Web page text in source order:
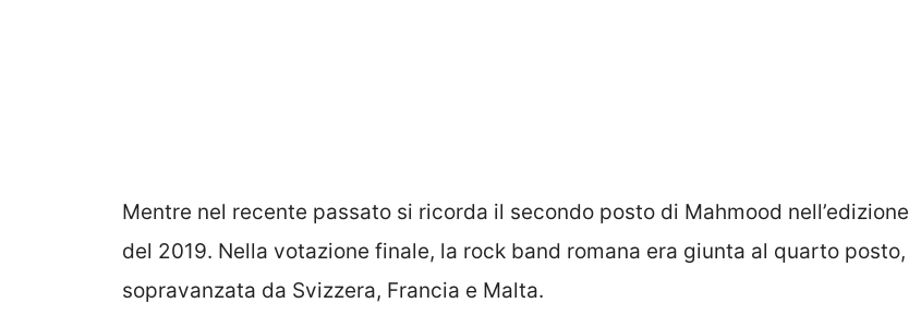
Mentre nel recente passato si ricorda il secondo posto di Mahmood nell’edizione
del 2019. Nella votazione finale, la rock band romana era giunta al quarto posto,
sopravanzata da Svizzera, Francia e Malta.